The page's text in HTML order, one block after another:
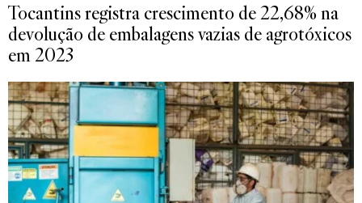
Tocantins registra crescimento de 22,68% na
devolução de embalagens vazias de agrotóxicos
em 2023